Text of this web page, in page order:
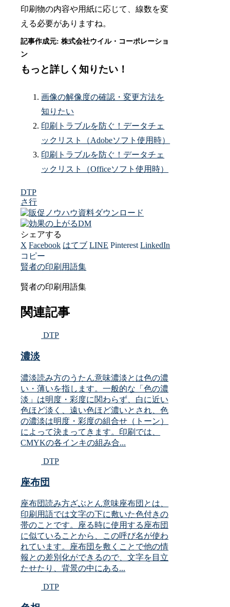
印刷物の内容や用紙に応じて、線数を変
える必要がありますね。
もっと詳しく知りたい！
画像の解像度の確認・変更方法を
知りたい
印刷トラブルを防ぐ！データチェ
ックリスト（Adobeソフト使用時）
印刷トラブルを防ぐ！データチェ
ックリスト（Officeソフト使用時）
DTP
さ行
シェアする
X Facebook はてブ LINE Pinterest LinkedIn
コピー
賢者の印刷用語集
賢者の印刷用語集
関連記事
DTP
濃淡
濃淡読み方のうたん意味濃淡とは色の濃
い・薄いを指します。一般的な「色の濃
淡」は明度・彩度に関わらず、白に近い
色ほど淡く、遠い色ほど濃いとされ、色
の濃淡は明度・彩度の組合せ（トーン）
によって決まってきます。印刷では、
CMYKの各インキの組み合...
DTP
座布団
座布団読み方ざぶとん意味座布団とは、
印刷用語では文字の下に敷いた色付きの
帯のことです。座る時に使用する座布団
に似ていることから、この呼び名が使わ
れています。座布団を敷くことで他の情
報との差別化ができるので、文字を目立
たせたり、背景の中にある...
DTP